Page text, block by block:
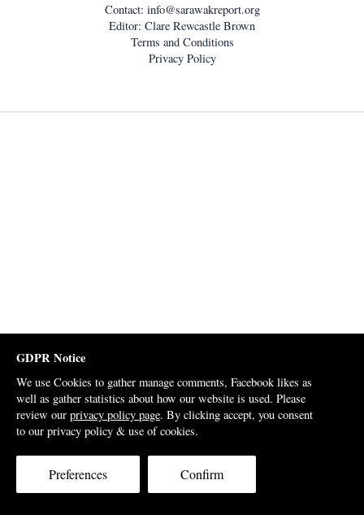
Contact: info@sarawakreport.org
Editor: Clare Rewcastle Brown
Terms and Conditions
Privacy Policy
GDPR Notice
We use Cookies to gather manage comments, Facebook likes as
well as gather statistics about how our website is used. Please
review our privacy policy page. By clicking accept, you consent
to our privacy policy & use of cookies.
Preferences Confirm